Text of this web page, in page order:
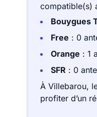
compatible(s)
Bouygues
Free : 0
Orange : 1
SFR : 0
À Villebarou,
profiter d’un